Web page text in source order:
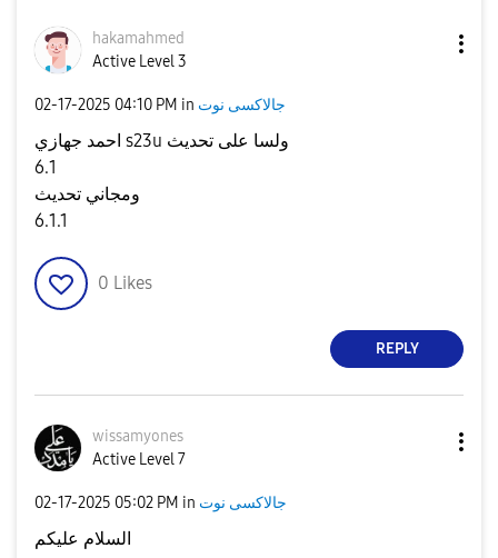
hakamahmed
Active Level 3
‎02-17-2025 04:10 PM in جالاكسى نوت
احمد جهازي s23u ولسا على تحديث
6.1
ومجاني تحديث
6.1.1
0 Likes
REPLY
wissamyones
Active Level 7
‎02-17-2025 05:02 PM in جالاكسى نوت
السلام عليكم